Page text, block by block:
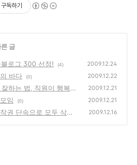
구독하기
글
로그 300 선정! (4) 2009.12.24
바다 (0) 2009.12.22
하는 법, 직원이 행복해
(0)
2009.12.21
임 (0) 2009.12.21
권 단속으로 모두 삭제 2009.12.16